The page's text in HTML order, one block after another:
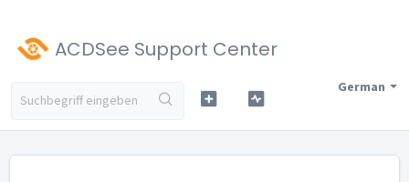
ACDSee Support Center
German